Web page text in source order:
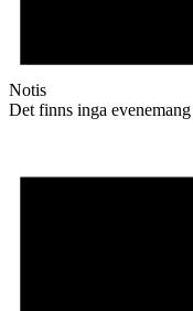
Notis
Det finns inga